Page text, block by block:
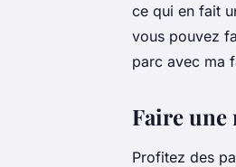
ce qui en fait
vous pouvez
parc avec ma
Faire une
Profitez des